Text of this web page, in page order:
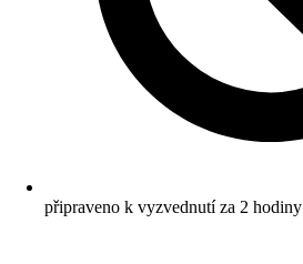
připraveno k vyzvednutí za 2 hodiny